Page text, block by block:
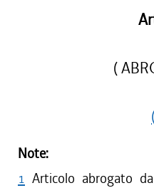
(
Note:
1 Articolo abrogato